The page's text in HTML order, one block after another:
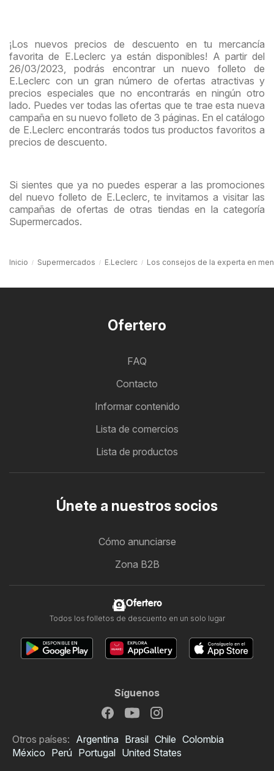
¡Los nuevos precios de descuento en tu mercancía
favorita de E.Leclerc ya están disponibles! A partir del
26/03/2023, podrás encontrar un nuevo folleto de
E.Leclerc con un gran número de ofertas atractivas y
precios especiales que no encontrarás en ningún otro
lado. Puedes ver todas las ofertas que te trae esta nueva
campaña en su nuevo folleto de 3 páginas. En el catálogo
de E.Leclerc encontrarás todos tus productos favoritos a
precios de descuento.
Si sientes que ya no puedes esperar a las promociones
del nuevo folleto de E.Leclerc, te invitamos a visitar las
campañas de ofertas de otras tiendas en la categoría
Supermercados.
Inicio Supermercados E.Leclerc Los consejos de la experta en
Ofertero
FAQ
Contacto
Informar contenido
Lista de comercios
Lista de productos
Únete a nuestros socios
Cómo anunciarse
Zona B2B
Ofertero
Todos los folletos de descuento en un solo lugar
Síguenos
Otros países: Argentina Brasil Chile Colombia
México Perú Portugal United States